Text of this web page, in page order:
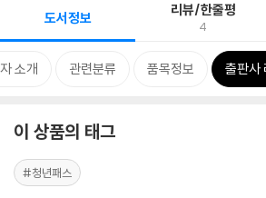
도서정보 리뷰/한줄평
4
소개 관련분류 품목정보 출판사
이 상품의 태그
#청년패스